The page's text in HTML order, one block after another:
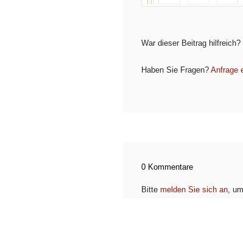
War dieser Beitrag hilfreich?
Haben Sie Fragen? Anfrage
0 Kommentare
Bitte melden Sie sich an,